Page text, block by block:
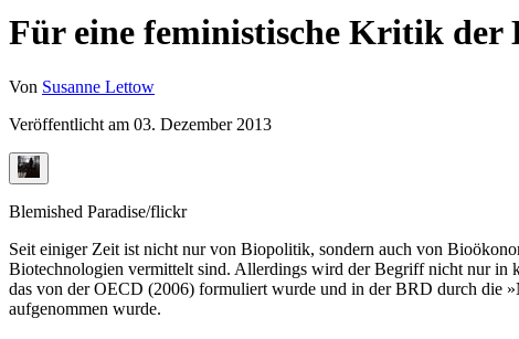
Für eine feministische Kritik der
Von Susanne Lettow
Veröffentlicht am 03. Dezember 2013
Blemished Paradise/flickr
Seit einiger Zeit ist nicht nur von Biopolitik, sondern auch von
Biotechnologien vermittelt sind. Allerdings wird der Begriff nicht nur in
das von der OECD (2006) formuliert wurde und in der BRD durch die
aufgenommen wurde.